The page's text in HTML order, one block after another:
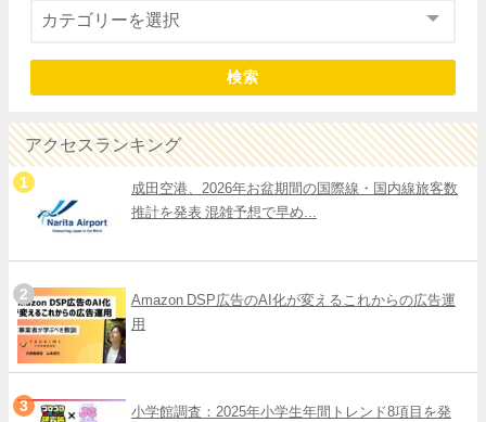
検索
アクセスランキング
成田空港、2026年お盆期間の国際線・国内線旅客数
推計を発表 混雑予想で早め...
Amazon DSP広告のAI化が変えるこれからの広告運
用
小学館調査：2025年小学生年間トレンド8項目を発